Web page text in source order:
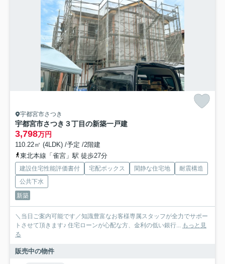
宇都宮市さつき
宇都宮市さつき３丁目の新築一戸建
3,798万円
110.22㎡ (4LDK) /予定 /2階建
東北本線「雀宮」駅 徒歩27分
建設住宅性能評価書付 宅配ボックス 閑静な住宅地
耐震構造
公共下水
新築
＼当日ご案内可能です／知識豊富なお客様専属スタッフが全力でサポー
トさせて頂きます♪ 住宅ローンが心配な方、金利の低い銀行... もっと見
る
販売中の物件